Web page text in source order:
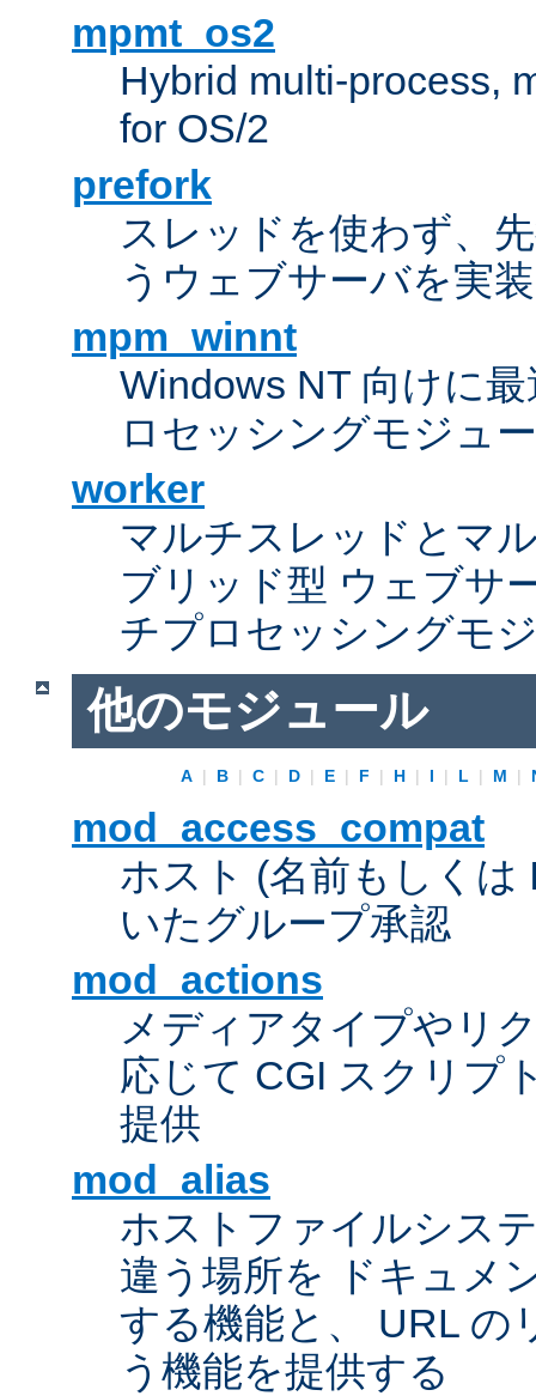
mpmt_os2
Hybrid multi-process,
for OS/2
prefork
スレッドを使わず、
うウェブサーバを実装
mpm_winnt
Windows NT 向けに
ロセッシングモジュ
worker
マルチスレッドとマ
ブリッド型 ウェブサ
チプロセッシングモ
他のモジュール
A | B | C | D | E | F | H | I | L | M |
mod_access_compat
ホスト (名前もしくは
いたグループ承認
mod_actions
メディアタイプやリ
応じて CGI スクリプ
提供
mod_alias
ホストファイルシス
違う場所を ドキュメ
する機能と、 URL の
う機能を提供する